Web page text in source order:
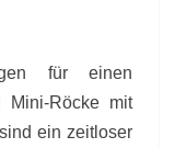
für einen
Mini-Röcke mit
ein zeitloser